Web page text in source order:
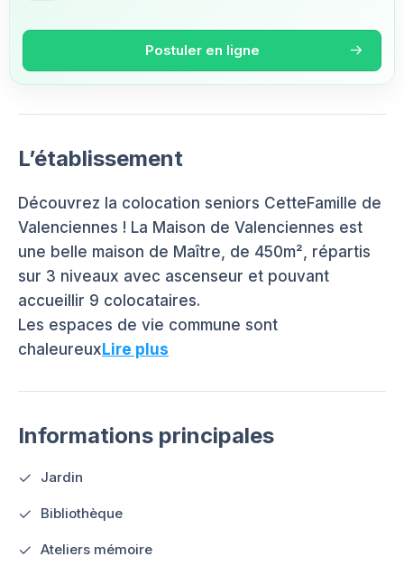
Postuler en ligne
L’établissement
Découvrez la colocation seniors CetteFamille de
Valenciennes ! La Maison de Valenciennes est
une belle maison de Maître, de 450m², répartis
sur 3 niveaux avec ascenseur et pouvant
accueillir 9 colocataires.
Les espaces de vie commune sont
chaleureuxLire plus
Informations principales
Jardin
Bibliothèque
Ateliers mémoire